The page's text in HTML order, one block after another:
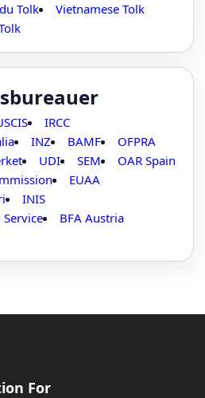
Tolk
Vietnamese Tolk
IRCC
INZ BAMF
OFPRA
UDI SEM
OAR Spain
EUAA
INIS
BFA Austria
For